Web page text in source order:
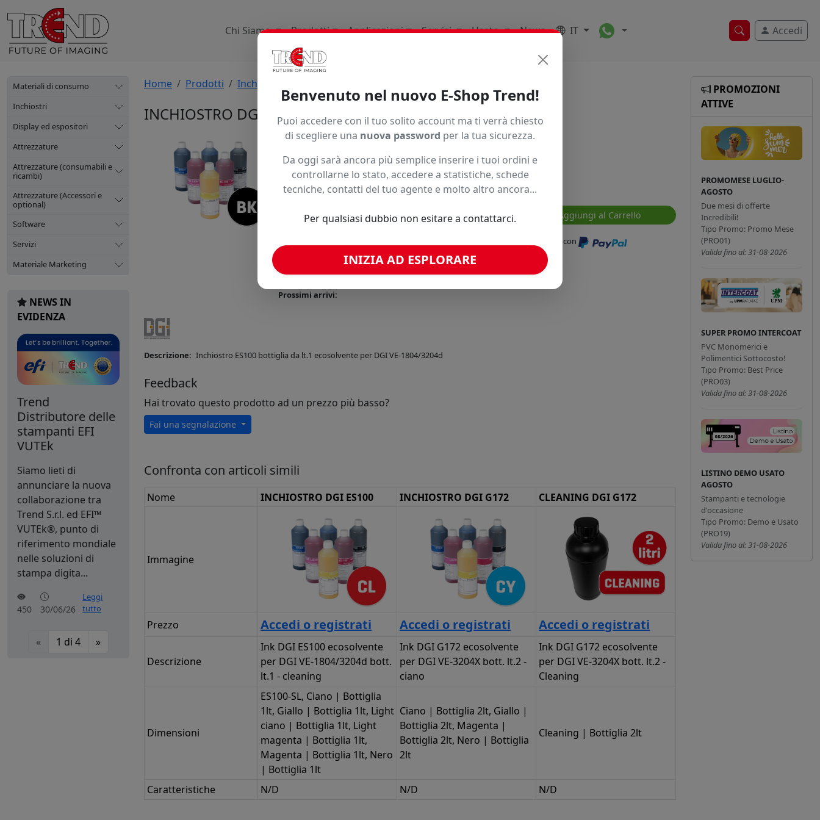
Ricerca veloce
Accedi
Chi Siamo Prodotti Applicazioni Servizi Usato News IT Toggle Dropdown
Materiali di consumo
Inchiostri
Display ed espositori
Attrezzature
Attrezzature (consumabili e
ricambi)
Attrezzature (Accessori e
optional)
Software
Servizi
Materiale Marketing
NEWS IN
EVIDENZA
Trend
Distributore delle
stampanti EFI
VUTEk
Siamo lieti di
annunciare la nuova
collaborazione tra
Trend S.r.l. ed EFI™
VUTEk®, punto di
riferimento mondiale
nelle soluzioni di
stampa digita...
450 30/06/26
Leggi
tutto
« 1 di 4 »
Home Prodotti Inchiostri
INCHIOSTRO DGI ES100
Nero | Bottiglia 1lt
Seleziona una variante per vedere
sconti riservati, disponibilità ed
Codice:ES100-BK
Colore:Nero
n.d.
Disponibilità:
Prossimi arrivi:
Subtotale:—€
Prezzo bobina:
− + Aggiungi al Carrello
Paga in 3 rate senza interessi con
Descrizione: Inchiostro ES100 bottiglia da lt.1 ecosolvente per DGI VE-1804/3204d
Feedback
Hai trovato questo prodotto ad un prezzo più basso?
Fai una segnalazione
Confronta con articoli simili
Nome INCHIOSTRO DGI ES100 INCHIOSTRO DGI G172 CLEANING DGI G172
Immagine
Prezzo Accedi o registrati Accedi o registrati Accedi o registrati
Descrizione
Ink DGI ES100 ecosolvente
per DGI VE-1804/3204d bott.
lt.1 - cleaning
Ink DGI G172 ecosolvente
per DGI VE-3204X bott. lt.2 -
ciano
Ink DGI G172 ecosolvente
per DGI VE-3204X bott. lt.2 -
Cleaning
Dimensioni
ES100-SL, Ciano | Bottiglia
1lt, Giallo | Bottiglia 1lt, Light
ciano | Bottiglia 1lt, Light
magenta | Bottiglia 1lt,
Magenta | Bottiglia 1lt, Nero
| Bottiglia 1lt
Ciano | Bottiglia 2lt, Giallo |
Bottiglia 2lt, Magenta |
Bottiglia 2lt, Nero | Bottiglia
2lt
Cleaning | Bottiglia 2lt
Caratteristiche N/D N/D N/D
PROMOZIONI
ATTIVE
PROMOMESE LUGLIO-
AGOSTO
Due mesi di offerte
Incredibili!
Tipo Promo: Promo Mese
(PRO01)
Valida fino al: 31-08-2026
SUPER PROMO INTERCOAT
PVC Monomerici e
Polimentici Sottocosto!
Tipo Promo: Best Price
(PRO03)
Valida fino al: 31-08-2026
LISTINO DEMO USATO
AGOSTO
Stampanti e tecnologie
d'occasione
Tipo Promo: Demo e Usato
(PRO19)
Valida fino al: 31-08-2026
Benvenuto nel nuovo E-Shop Trend!
Puoi accedere con il tuo solito account ma ti verrà chiesto
di scegliere una nuova password per la tua sicurezza.
Da oggi sarà ancora più semplice inserire i tuoi ordini e
controllarne lo stato, accedere a statistiche, schede
tecniche, contatti del tuo agente e molto altro ancora...
Per qualsiasi dubbio non esitare a contattarci.
INIZIA AD ESPLORARE